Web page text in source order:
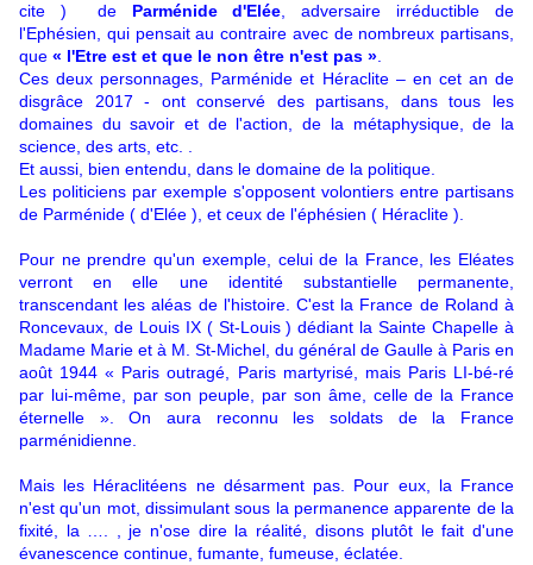
cite ) de Parménide d'Elée , adversaire irréductible de
l'Ephésien, qui pensait au contraire avec de nombreux partisans,
que « l'Etre est et que le non être n'est pas »
Ces deux personnages, Parménide et Héraclite – en cet an de
disgrâce 2017 - ont conservé des partisans, dans tous les
domaines du savoir et de l'action, de la métaphysique, de la
science, des arts, etc. .
Et aussi, bien entendu, dans le domaine de la politique.
Les politiciens par exemple s'opposent volontiers entre partisans
de Parménide ( d'Elée ), et ceux de l'éphésien ( Héraclite ).
Pour ne prendre qu'un exemple, celui de la France, les Eléates
verront en elle une identité substantielle permanente,
transcendant les aléas de l'histoire. C'est la France de Roland à
Roncevaux, de Louis IX ( St-Louis ) dédiant la Sainte Chapelle à
Madame Marie et à M. St-Michel, du général de Gaulle à Paris en
août 1944 « Paris outragé, Paris martyrisé, mais Paris LI-bé-ré
par lui-même, par son peuple, par son âme, celle de la France
éternelle ». On aura reconnu les soldats de la France
parménidienne.
Mais les Héraclitéens ne désarment pas. Pour eux, la France
n'est qu'un mot, dissimulant sous la permanence apparente de la
fixité, la …. , je n'ose dire la réalité, disons plutôt le fait d'une
évanescence continue, fumante, fumeuse, éclatée.